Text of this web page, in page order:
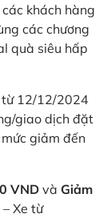
khách hàng
các chương
quà siêu hấp
12/12/2024
giao dịch đặt
giảm đến
VND và Giảm
Xe từ